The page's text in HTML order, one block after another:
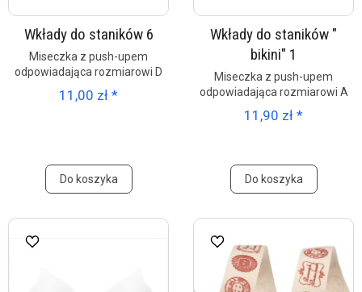
Wkłady do staników 6
Miseczka z push-upem
odpowiadająca rozmiarowi D
11,00 zł *
Do koszyka
Wkłady do staników "
bikini" 1
Miseczka z push-upem
odpowiadająca rozmiarowi A
11,90 zł *
Do koszyka